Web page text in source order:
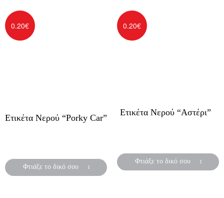
Ετικέτα Νερού “Porky Car”
0.20€
Φτιάξε το δικό σου
Ετικέτα Νερού “Αστέρι”
0.20€
Φτιάξε το δικό σου